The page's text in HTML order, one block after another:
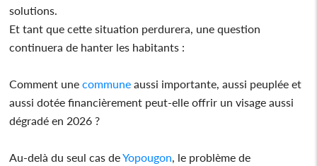
solutions.
Et tant que cette situation perdurera, une question
continuera de hanter les habitants :
Comment unecommune aussi importante, aussi peuplée et
aussi dotée financièrement peut-elle offrir un visage aussi
dégradé en 2026 ?
Au-delà du seul cas deYopougon , le problème de